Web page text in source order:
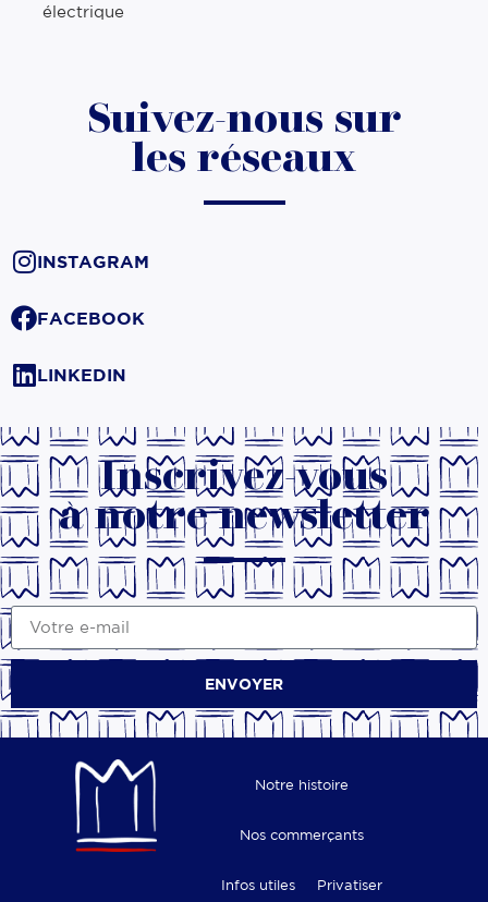
électrique
Suivez-nous sur
les réseaux
INSTAGRAM
FACEBOOK
LINKEDIN
Inscrivez-vous
à notre newsletter
ENVOYER
Notre histoire
Nos commerçants
Infos utiles Privatiser